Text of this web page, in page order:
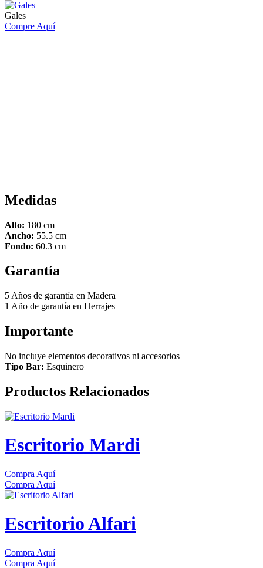
Gales
Compre Aquí
Medidas
Alto: 180 cm
Ancho: 55.5 cm
Fondo: 60.3 cm
Garantía
5 Años de garantía en Madera
1 Año de garantía en Herrajes
Importante
No incluye elementos decorativos ni accesorios
Tipo Bar: Esquinero
Productos Relacionados
Escritorio Mardi
Compra Aquí
Compra Aquí
Escritorio Alfari
Compra Aquí
Compra Aquí